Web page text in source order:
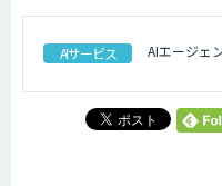
AIサービス AIエージェ